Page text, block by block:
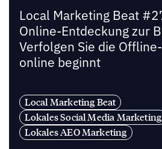
Local Marketing Beat
Online-Entdeckung zur
Verfolgen Sie die
online beginnt
Local Marketing Beat
Lokales Social Media Marketing
Lokales AEO Marketing